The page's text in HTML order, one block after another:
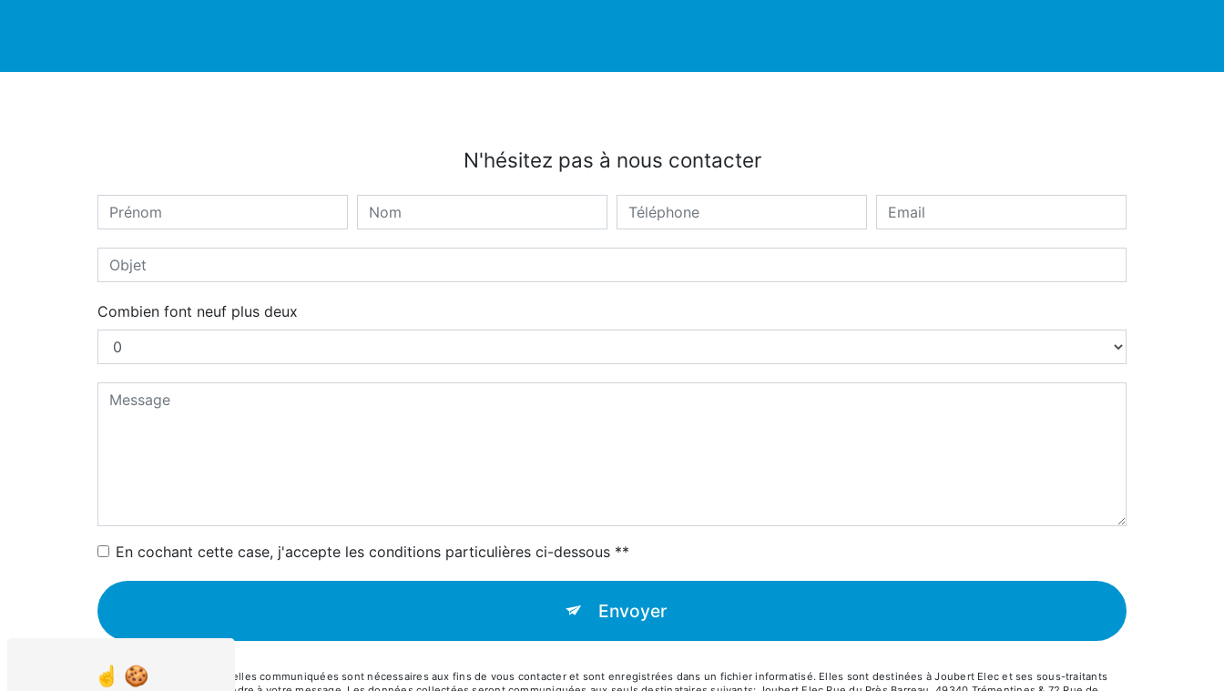
N'hésitez pas à nous contacter
Combien font neuf plus deux
En cochant cette case, j'accepte les conditions particulières ci-dessous **
Envoyer
** Les données personnelles communiquées sont nécessaires aux fins de vous contacter et sont enregistrées dans un fichier informatisé. Elles sont destinées à Joubert Elec et ses sous-traitants